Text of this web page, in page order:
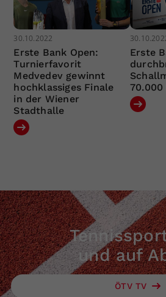
30.10.2022
Erste Bank Open:
Turnierfavorit
Medvedev gewinnt
hochklassiges Finale
in der Wiener
Stadthalle
Erste
70.000
und auf
ÖTV TV